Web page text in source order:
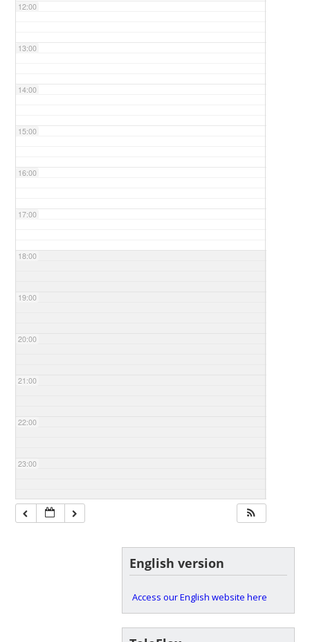
12:00
13:00
14:00
15:00
16:00
17:00
18:00
19:00
20:00
21:00
22:00
23:00
English version
Access our English website here